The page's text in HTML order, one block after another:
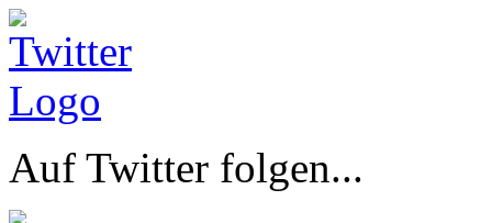
Auf Twitter folgen...